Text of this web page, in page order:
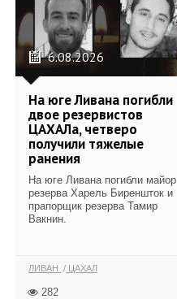
6.08.2026
На юге Ливана погибли
двое резервистов
ЦАХАЛа, четверо
получили тяжелые
ранения
На юге Ливана погибли майор
резерва Харель Биреншток и
прапорщик резерва Тамир
Вакнин.
ЛИВАН ЦАХАЛ
282